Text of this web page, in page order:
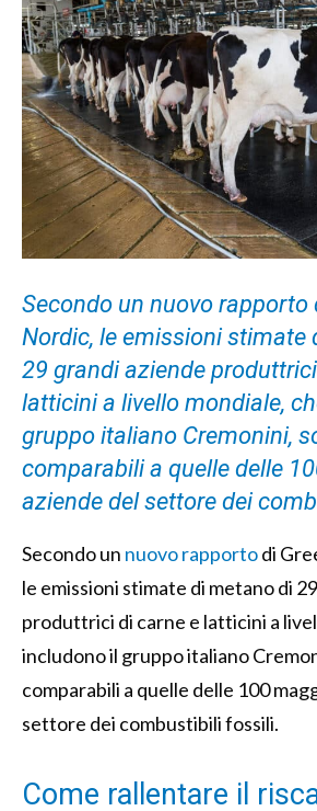
Secondo un nuovo rapporto
Nordic, le emissioni stimate
29 grandi aziende
latticini a livello mondiale,
gruppo italiano Cremonini,
comparabili a quelle delle
aziende del settore dei
Secondo un nuovo rapportodi
le emissioni stimate di metano di
produttrici di carne e latticini a
includono il gruppo italiano
comparabili a quelle delle 100
settore dei combustibili fossili.
Come rallentare il